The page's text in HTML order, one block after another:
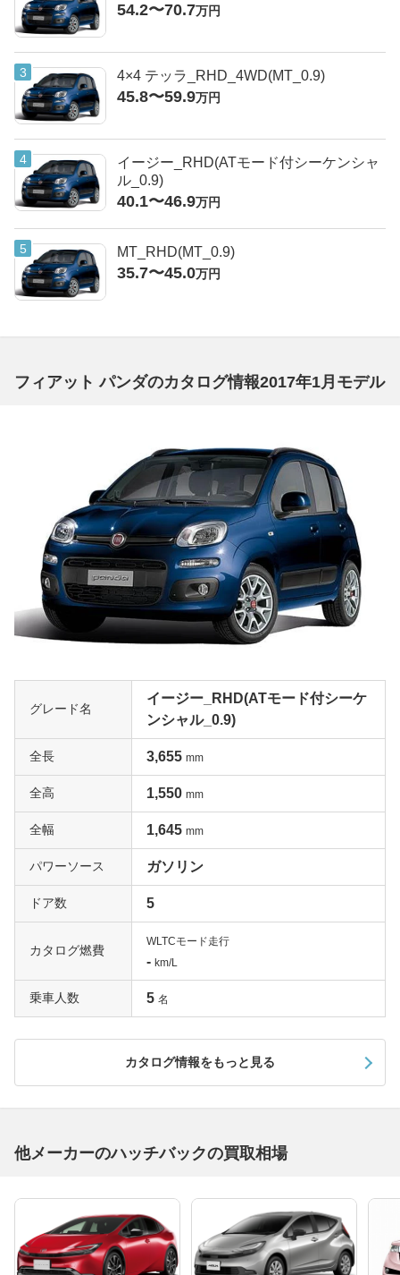
54.2〜70.7万円
4×4 テッラ_RHD_4WD(MT_0.9)
45.8〜59.9万円
イージー_RHD(ATモード付シーケンシャ
ル_0.9)
40.1〜46.9万円
MT_RHD(MT_0.9)
35.7〜45.0万円
フィアット パンダのカタログ情報2017年1月モデル
グレード名
イージー_RHD(ATモード付シーケ
ンシャル_0.9)
全長 3,655 mm
全高 1,550 mm
全幅 1,645 mm
パワーソース ガソリン
ドア数 5
カタログ燃費
WLTCモード走行
- km/L
乗車人数 5 名
カタログ情報をもっと見る
他メーカーのハッチバックの買取相場